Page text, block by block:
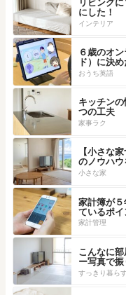
リビング
にした！
インテリア
６歳のオ
ド）に決め
おうち英語
キッチン
つの工夫
家事ラク
【小さな
のノウハウ
小さな家
家計簿が
ているポイ
家計管理
こんなに
ー写真で
すっきり暮らす